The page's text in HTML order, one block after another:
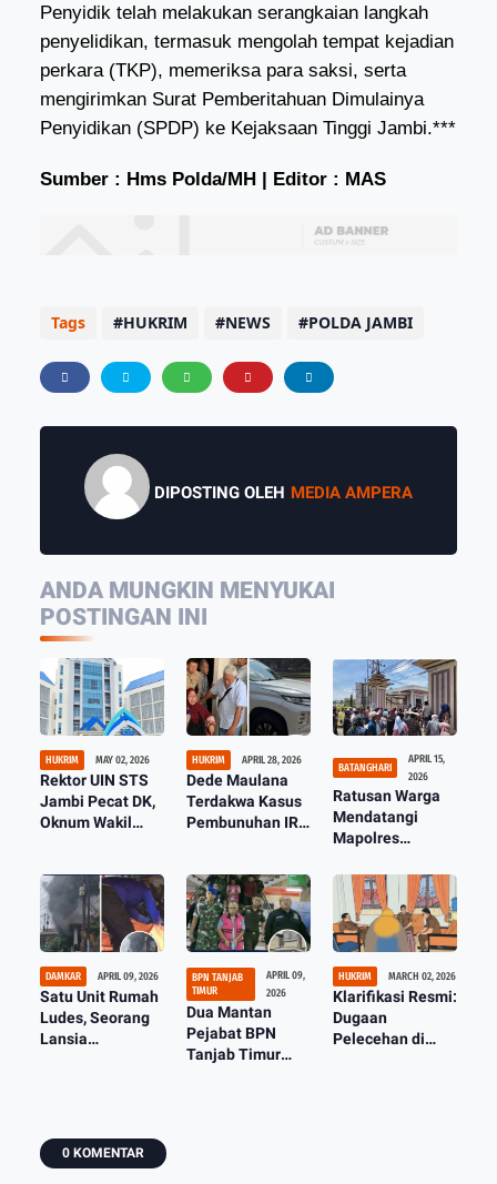
Penyidik telah melakukan serangkaian langkah
penyelidikan, termasuk mengolah tempat kejadian
perkara (TKP), memeriksa para saksi, serta
mengirimkan Surat Pemberitahuan Dimulainya
Penyidikan (SPDP) ke Kejaksaan Tinggi Jambi.***
Sumber : Hms Polda/MH | Editor : MAS
Tags HUKRIM NEWS POLDA JAMBI
DIPOSTING OLEH MEDIA AMPERA
ANDA MUNGKIN MENYUKAI
POSTINGAN INI
HUKRIM MAY 02, 2026
Rektor UIN STS
Jambi Pecat DK,
Oknum Wakil
Senonoh
HUKRIM APRIL 28, 2026
Dede Maulana
Terdakwa Kasus
Pembunuhan IRT
Kecewa
BATANGHARI
APRIL 15,
2026
Ratusan Warga
Mendatangi
Mapolres
Terkait Kasus
TKD Desa
Benteng Rendah
DAMKAR APRIL 09, 2026
Satu Unit Rumah
Ludes, Seorang
Lansia
BPN TANJAB
TIMUR
APRIL 09,
2026
Dua Mantan
Pejabat BPN
Tanjab Timur
HUKRIM MARCH 02, 2026
Klarifikasi Resmi:
Dugaan
Pelecehan di
0 KOMENTAR